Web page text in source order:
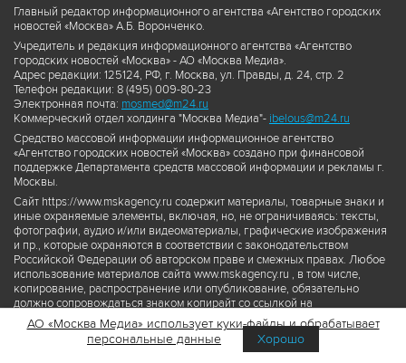
Главный редактор информационного агентства «Агентство городских
новостей «Москва» А.Б. Воронченко.
Учредитель и редакция информационного агентства «Агентство
городских новостей «Москва» - АО «Москва Медиа».
Адрес редакции: 125124, РФ, г. Москва, ул. Правды, д. 24, стр. 2
Телефон редакции: 8 (495) 009-80-23
Электронная почта: mosmed@m24.ru
Коммерческий отдел холдинга "Москва Медиа"- ibelous@m24.ru
Средство массовой информации информационное агентство
«Агентство городских новостей «Москва» создано при финансовой
поддержке Департамента средств массовой информации и рекламы г.
Москвы.
Сайт https://www.mskagency.ru содержит материалы, товарные знаки и
иные охраняемые элементы, включая, но, не ограничиваясь: тексты,
фотографии, аудио и/или видеоматериалы, графические изображения
и пр., которые охраняются в соответствии с законодательством
Российской Федерации об авторском праве и смежных правах. Любое
использование материалов сайта www.mskagency.ru , в том числе,
копирование, распространение или опубликование, обязательно
должно сопровождаться знаком копирайт со ссылкой на
правообладателя © АО «Москва Медиа», а также гиперссылкой на сайт
www.mskagency.ru как на первоисточник информации. Переработка
материалов сайта www.mskagency.ru не допускается.
АО «Москва Медиа» использует куки-файлы и обрабатывает
персональные данные
Хорошо